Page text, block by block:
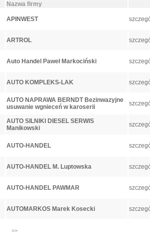
Nazwa firmy
APINWEST
ARTROL
Auto Handel Paweł Markociński
AUTO KOMPLEKS-LAK
AUTO NAPRAWA BERNDT Bezinwazyjne
usuwanie wgnieceń w karoserii
AUTO SILNIKI DIESEL SERWIS
Manikowski
AUTO-HANDEL
AUTO-HANDEL M. Luptowska
AUTO-HANDEL PAWMAR
AUTOMARKOS Marek Kosecki
>>